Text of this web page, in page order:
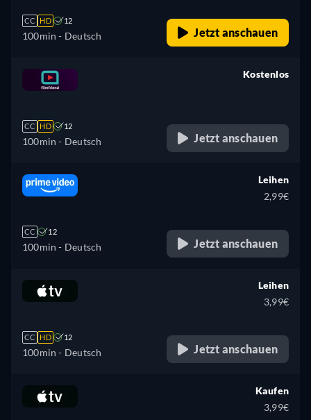
CC HD 12
100min - Deutsch Jetzt anschauen
CC HD 12
100min - Deutsch
Kostenlos
Jetzt anschauen
CC 12
100min - Deutsch
Leihen
2,99€
Jetzt anschauen
CC HD 12
100min - Deutsch
Leihen
3,99€
Jetzt anschauen
Kaufen
3,99€